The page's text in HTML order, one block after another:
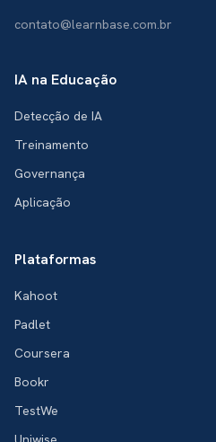
contato@learnbase.com.br
IA na Educação
Detecção de IA
Treinamento
Governança
Aplicação
Plataformas
Kahoot
Padlet
Coursera
Bookr
TestWe